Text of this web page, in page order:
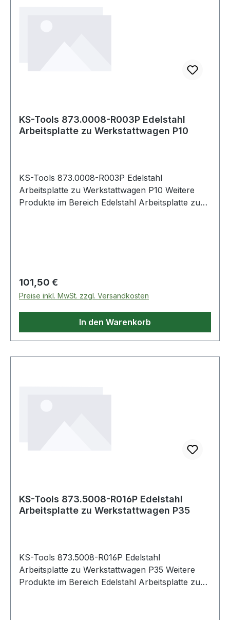
KS-Tools 873.0008-R003P Edelstahl
Arbeitsplatte zu Werkstattwagen P10
KS-Tools 873.0008-R003P Edelstahl
Arbeitsplatte zu Werkstattwagen P10 Weitere
Produkte im Bereich Edelstahl Arbeitsplatte zu
Regulärer Preis:
101,50 €
Preise inkl. MwSt. zzgl. Versandkosten
In den Warenkorb
KS-Tools 873.5008-R016P Edelstahl
Arbeitsplatte zu Werkstattwagen P35
KS-Tools 873.5008-R016P Edelstahl
Arbeitsplatte zu Werkstattwagen P35 Weitere
Produkte im Bereich Edelstahl Arbeitsplatte zu